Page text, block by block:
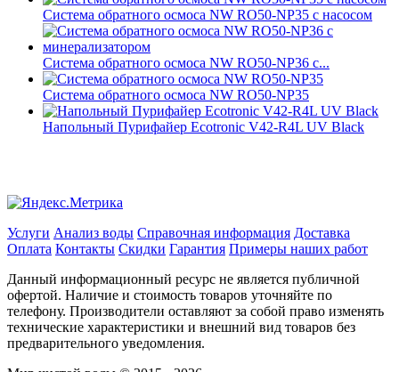
Система обратного осмоса NW RO50-NP35 с насосом
Система обратного осмоса NW RO50-NP36 с...
Система обратного осмоса NW RO50-NP35
Напольный Пурифайер Ecotronic V42-R4L UV Black
Услуги Анализ воды Справочная информация Доставка
Оплата Контакты Скидки Гарантия Примеры наших работ
Данный информационный ресурс не является публичной
офертой. Наличие и стоимость товаров уточняйте по
телефону. Производители оставляют за собой право изменять
технические характеристики и внешний вид товаров без
предварительного уведомления.